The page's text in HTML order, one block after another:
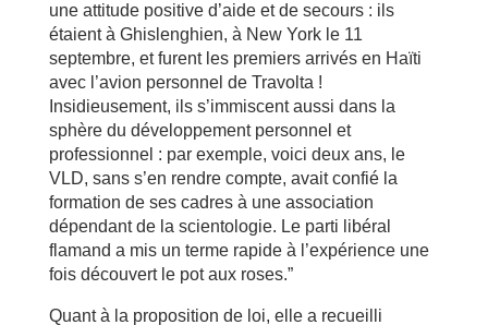
une attitude positive d’aide et de secours : ils
étaient à Ghislenghien, à New York le 11
septembre, et furent les premiers arrivés en Haïti
avec l’avion personnel de Travolta !
Insidieusement, ils s’immiscent aussi dans la
sphère du développement personnel et
professionnel : par exemple, voici deux ans, le
VLD, sans s’en rendre compte, avait confié la
formation de ses cadres à une association
dépendant de la scientologie. Le parti libéral
flamand a mis un terme rapide à l’expérience une
fois découvert le pot aux roses.”
Quant à la proposition de loi, elle a recueilli